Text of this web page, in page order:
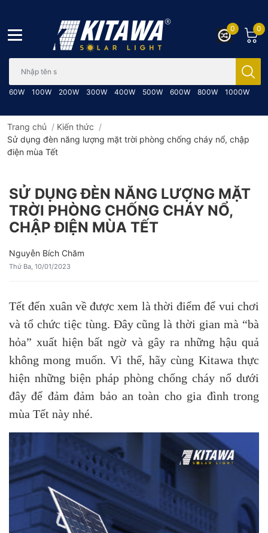
60W 100W 200W 300W 400W 500W 600W 800W 1000W
0
0
Trang chủ / Kiến thức /
Sử dụng đèn năng lượng mặt trời phòng chống cháy nổ, chập
điện mùa Tết
SỬ DỤNG ĐÈN NĂNG LƯỢNG MẶT
TRỜI PHÒNG CHỐNG CHÁY NỔ,
CHẬP ĐIỆN MÙA TẾT
Nguyễn Bích Chăm
Thứ Ba, 10/01/2023
Tết đến xuân về được xem là thời điểm để vui chơi
và tổ chức tiệc tùng. Đây cũng là thời gian mà “bà
hỏa” xuất hiện bất ngờ và gây ra những hậu quả
không mong muốn. Vì thế, hãy cùng Kitawa thực
hiện những biện pháp phòng chống cháy nổ dưới
đây để đảm đảm bảo an toàn cho gia đình trong
mùa Tết này nhé.